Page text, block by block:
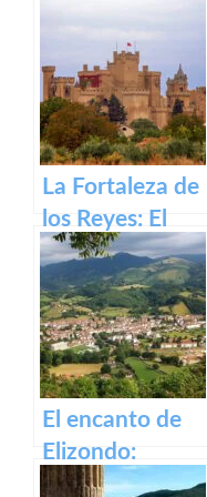
Pirineos
La Fortaleza de
los Reyes: El
Castillo de Olite
El encanto de
Elizondo:
Descubre la